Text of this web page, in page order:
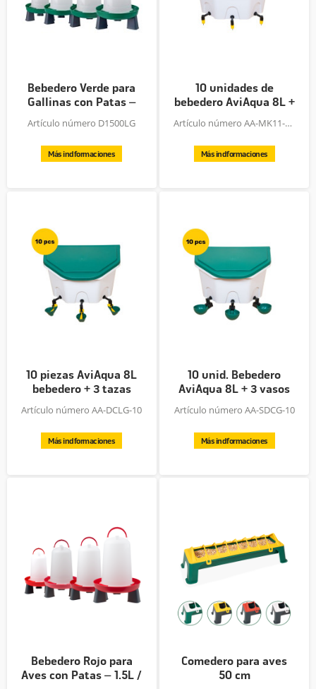
Bebedero Verde para
Gallinas con Patas –
15L /...
Artículo número D1500LG
Más indformaciones
10 unidades de
bebedero AviAqua 8L +
3 tetinas...
Artículo número AA-MK11-10
Más indformaciones
10 piezas AviAqua 8L
bebedero + 3 tazas
para beber
Artículo número AA-DCLG-10
Más indformaciones
10 unid. Bebedero
AviAqua 8L + 3 vasos
oscilantes
Artículo número AA-SDCG-10
Más indformaciones
Bebedero Rojo para
Aves con Patas – 1.5L /
Comedero para aves
50 cm